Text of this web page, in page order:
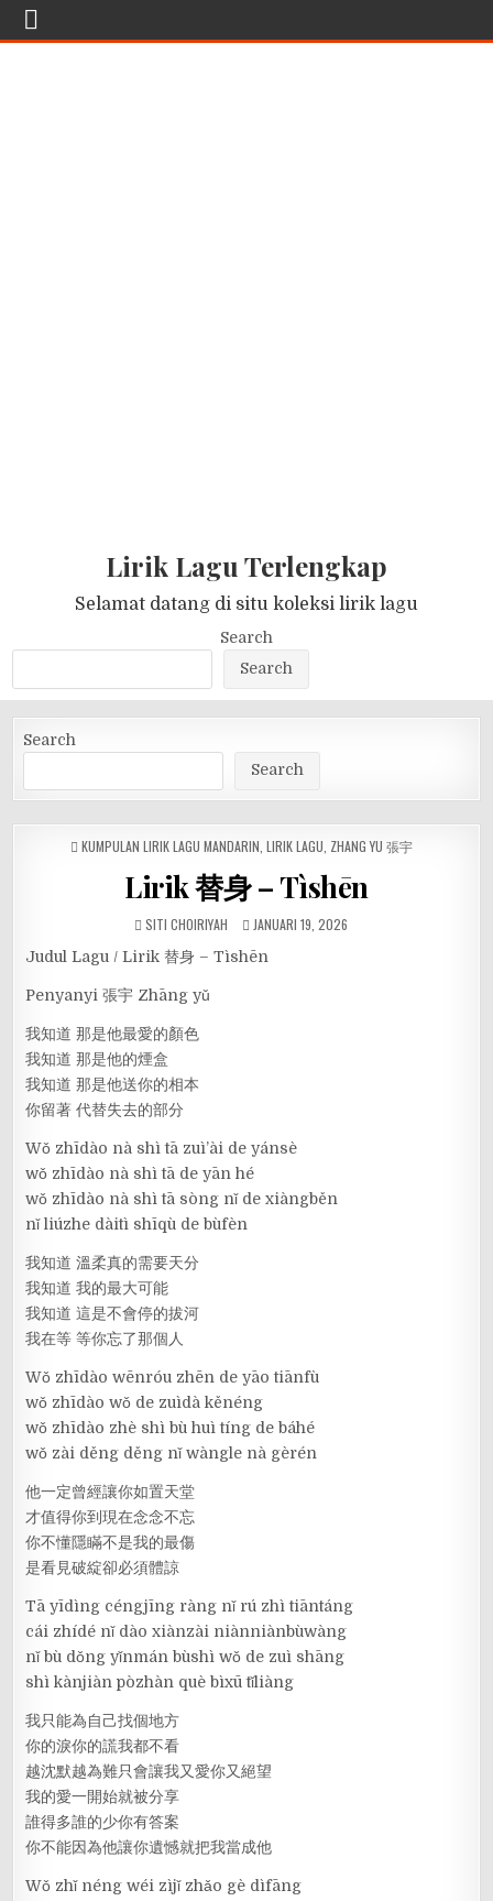
Lirik Lagu Terlengkap
Selamat datang di situ koleksi lirik lagu
Search
Search
Search
Search
POSTED
KUMPULAN LIRIK LAGU MANDARIN LIRIK LAGU ZHANG YU 張宇
Lirik 替身 – Tìshēn
SITI CHOIRIYAH JANUARI 19, 2026
Judul Lagu / Lirik 替身 – Tìshēn
Penyanyi 張宇 Zhāng yǔ
我知道 那是他最愛的顏色
我知道 那是他的煙盒
我知道 那是他送你的相本
你留著 代替失去的部分
Wǒ zhīdào nà shì tā zuì’ài de yánsè
wǒ zhīdào nà shì tā de yān hé
wǒ zhīdào nà shì tā sòng nǐ de xiàngběn
nǐ liúzhe dàitì shīqù de bùfèn
我知道 溫柔真的需要天分
我知道 我的最大可能
我知道 這是不會停的拔河
我在等 等你忘了那個人
Wǒ zhīdào wēnróu zhēn de yāo tiānfù
wǒ zhīdào wǒ de zuìdà kěnéng
wǒ zhīdào zhè shì bù huì tíng de báhé
wǒ zài děng děng nǐ wàngle nà gèrén
他一定曾經讓你如置天堂
才值得你到現在念念不忘
你不懂隱瞞不是我的最傷
是看見破綻卻必須體諒
Tā yīdìng céngjīng ràng nǐ rú zhì tiāntáng
cái zhídé nǐ dào xiànzài niànniànbùwàng
nǐ bù dǒng yǐnmán bùshì wǒ de zuì shāng
shì kànjiàn pòzhàn què bìxū tǐliàng
我只能為自己找個地方
你的淚你的謊我都不看
越沈默越為難只會讓我又愛你又絕望
我的愛一開始就被分享
誰得多誰的少你有答案
你不能因為他讓你遺憾就把我當成他
Wǒ zhǐ néng wéi zìjǐ zhǎo gè dìfāng